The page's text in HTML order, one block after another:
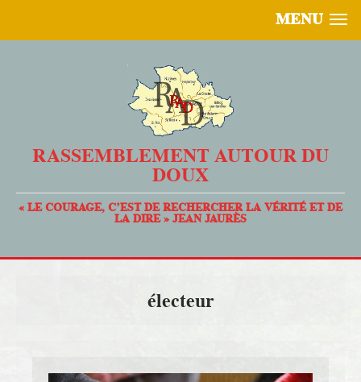
MENU
RASSEMBLEMENT AUTOUR DU
DOUX
« LE COURAGE, C’EST DE RECHERCHER LA VÉRITÉ ET DE
LA DIRE » JEAN JAURÈS
électeur